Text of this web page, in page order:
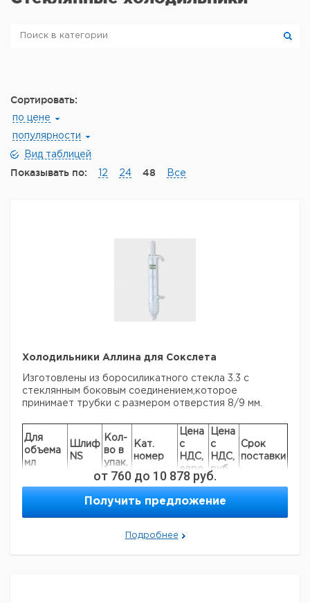
Сортировать:
по цене
популярности
Вид таблицей
Показывать по: 12 24 48 Все
Холодильники Аллина для Сокслета
Изготовлены из боросиликатного стекла 3.3 с
стеклянным боковым соединением,которое
принимает трубки с размером отверстия 8/9 мм.
Для
объема
мл
Шлиф
NS
Кол-
во в
упак.
Кат.
номер
Цена
с
НДС,
евро
Цена
с
НДС,
руб
Срок
поставки
30 29/32 1
9012540
34/35 1
9012541
100/250 45/40 1 6254106
от 760 до 10 878 руб.
Получить предложение
Подробнее